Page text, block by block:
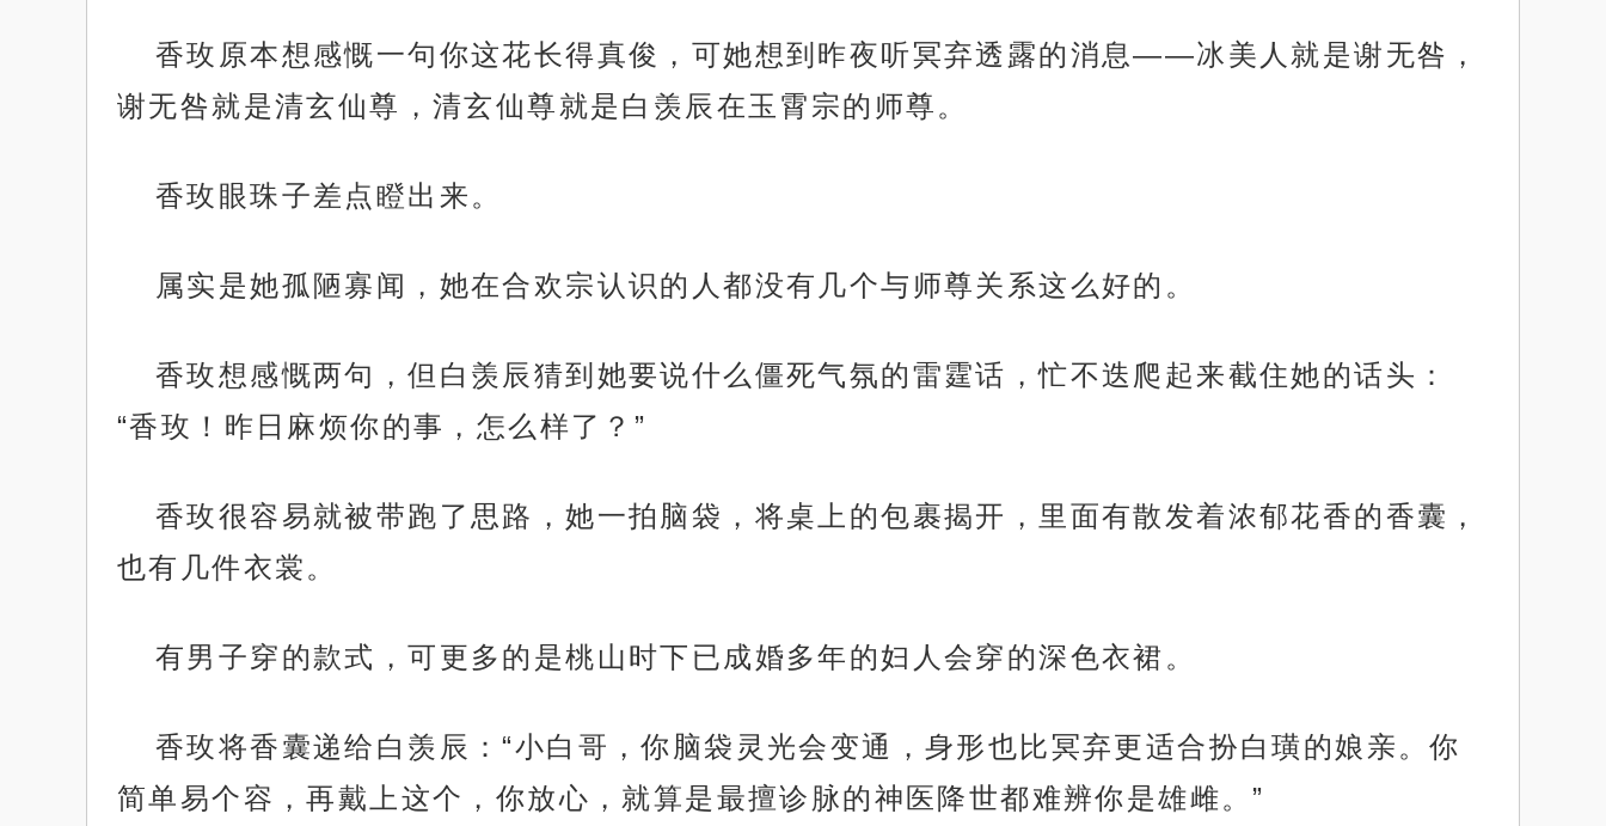
香玫原本想感慨一句你这花长得真俊，可她想到昨夜听冥弃透露的消息——冰美人就是谢无咎，
谢无咎就是清玄仙尊，清玄仙尊就是白羡辰在玉霄宗的师尊。
香玫眼珠子差点瞪出来。
属实是她孤陋寡闻，她在合欢宗认识的人都没有几个与师尊关系这么好的。
香玫想感慨两句，但白羡辰猜到她要说什么僵死气氛的雷霆话，忙不迭爬起来截住她的话头：
“香玫！昨日麻烦你的事，怎么样了？”
香玫很容易就被带跑了思路，她一拍脑袋，将桌上的包裹揭开，里面有散发着浓郁花香的香囊，
也有几件衣裳。
有男子穿的款式，可更多的是桃山时下已成婚多年的妇人会穿的深色衣裙。
香玫将香囊递给白羡辰：“小白哥，你脑袋灵光会变通，身形也比冥弃更适合扮白璜的娘亲。你
简单易个容，再戴上这个，你放心，就算是最擅诊脉的神医降世都难辨你是雄雌。”